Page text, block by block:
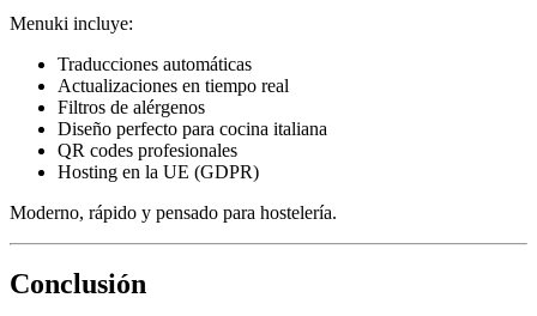
Menuki incluye:
Traducciones automáticas
Actualizaciones en tiempo real
Filtros de alérgenos
Diseño perfecto para cocina italiana
QR codes profesionales
Hosting en la UE (GDPR)
Moderno, rápido y pensado para hostelería.
Conclusión